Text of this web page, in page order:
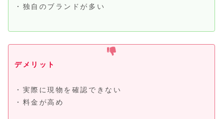
・独自のブランドが多い
デメリット
・実際に現物を確認できない
・料金が高め